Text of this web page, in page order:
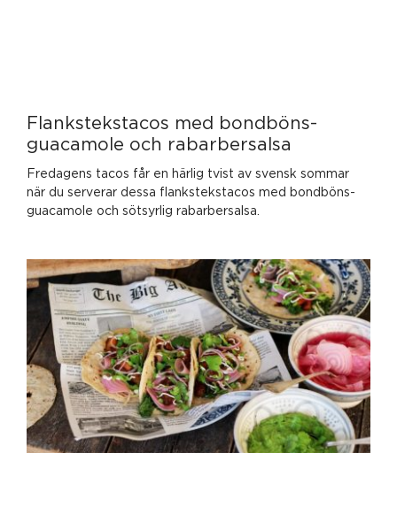
Flankstekstacos med bondböns-
guacamole och rabarbersalsa
Fredagens tacos får en härlig tvist av svensk sommar
när du serverar dessa flankstekstacos med bondböns-
guacamole och sötsyrlig rabarbersalsa.